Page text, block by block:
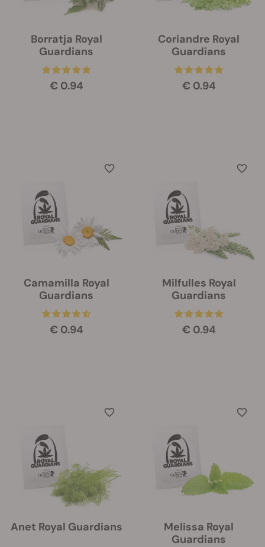
Borratja Royal
Guardians
€ 0.94
Coriandre Royal
Guardians
€ 0.94
Camamilla Royal
Guardians
€ 0.94
Milfulles Royal
Guardians
€ 0.94
Anet Royal Guardians
Melissa Royal
Guardians